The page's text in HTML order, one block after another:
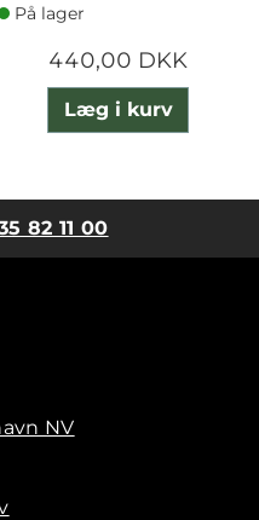
På lager
440,00 DKK
Læg i kurv
82 11 00
NV